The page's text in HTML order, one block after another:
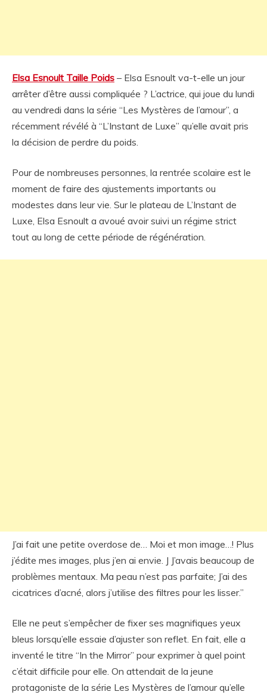
Elsa Esnoult Taille Poids – Elsa Esnoult va-t-elle un jour
arrêter d’être aussi compliquée ? L’actrice, qui joue du lundi
au vendredi dans la série “Les Mystères de l’amour”, a
récemment révélé à “L’Instant de Luxe” qu’elle avait pris
la décision de perdre du poids.
Pour de nombreuses personnes, la rentrée scolaire est le
moment de faire des ajustements importants ou
modestes dans leur vie. Sur le plateau de L’Instant de
Luxe, Elsa Esnoult a avoué avoir suivi un régime strict
tout au long de cette période de régénération.
J’ai fait une petite overdose de… Moi et mon image…! Plus
j’édite mes images, plus j’en ai envie. J J’avais beaucoup de
problèmes mentaux. Ma peau n’est pas parfaite; J’ai des
cicatrices d’acné, alors j’utilise des filtres pour les lisser.”
Elle ne peut s’empêcher de fixer ses magnifiques yeux
bleus lorsqu’elle essaie d’ajuster son reflet. En fait, elle a
inventé le titre “In the Mirror” pour exprimer à quel point
c’était difficile pour elle. On attendait de la jeune
protagoniste de la série Les Mystères de l’amour qu’elle